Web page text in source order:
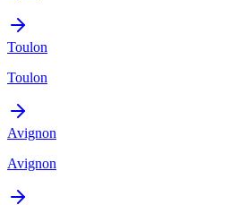
Toulon
Toulon
Avignon
Avignon